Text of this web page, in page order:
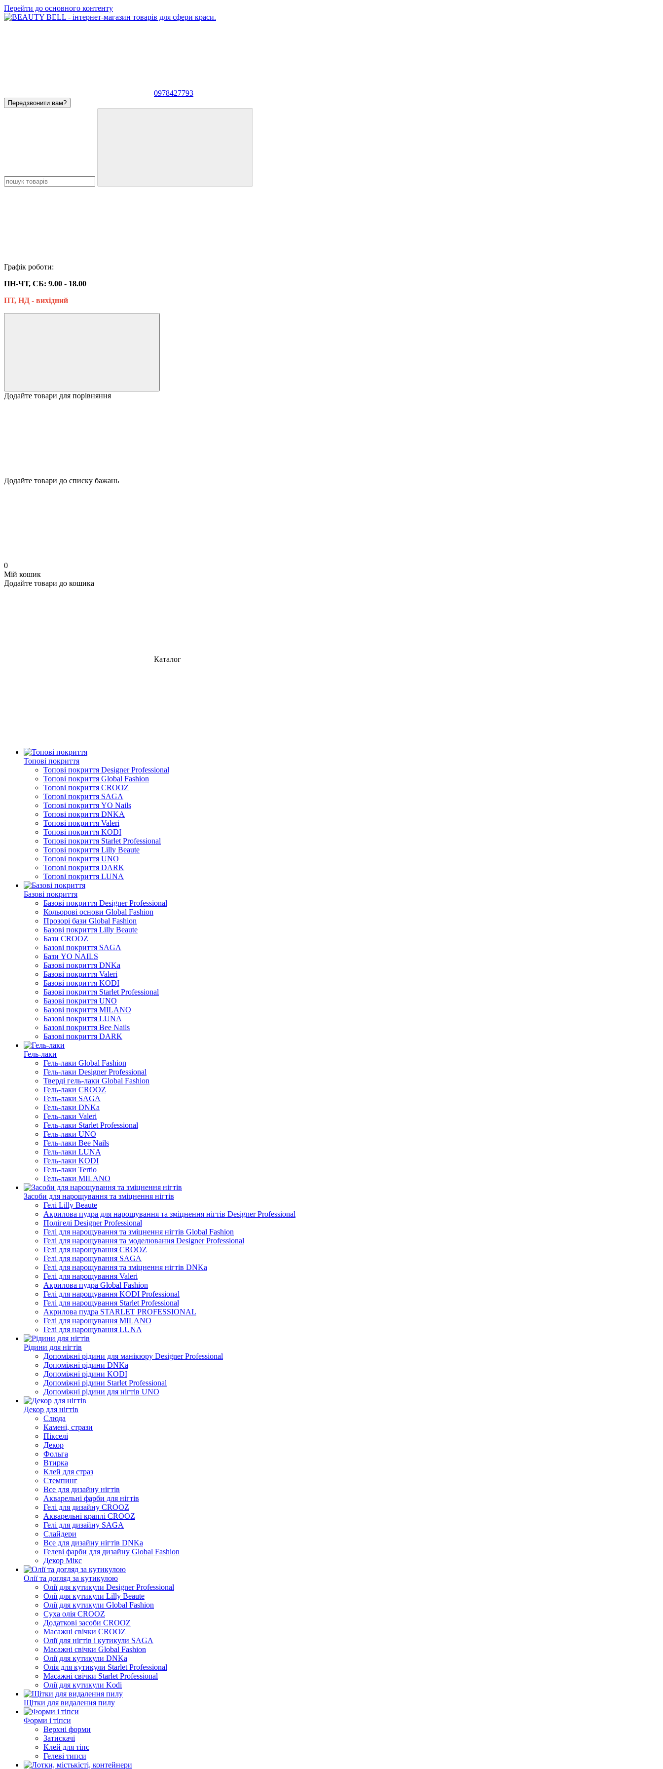
Перейти до основного контенту
0978427793
Передзвонити вам?
Графік роботи:
ПН-ЧТ, СБ: 9.00 - 18.00
ПТ, НД - вихідний
Додайте товари для порівняння
Додайте товари до списку бажань
0
Мій кошик
Додайте товари до кошика
Каталог
Топові покриття
Топові покриття Designer Professional
Топові покриття Global Fashion
Топові покриття CROOZ
Топові покриття SAGA
Топові покриття YO Nails
Топові покриття DNKA
Топові покриття Valeri
Топові покриття KODI
Топові покриття Starlet Professional
Топові покриття Lilly Beaute
Топові покриття UNO
Топові покриття DARK
Топові покриття LUNA
Базові покриття
Базові покриття Designer Professional
Кольорові основи Global Fashion
Прозорі бази Global Fashion
Базові покриття Lilly Beaute
Бази CROOZ
Базові покриття SAGA
Бази YO NAILS
Базові покриття DNKa
Базові покриття Valeri
Базові покриття KODI
Базові покриття Starlet Professional
Базові покриття UNO
Базові покриття MILANO
Базові покриття LUNA
Базові покриття Bee Nails
Базові покриття DARK
Гель-лаки
Гель-лаки Global Fashion
Гель-лаки Designer Professional
Тверді гель-лаки Global Fashion
Гель-лаки CROOZ
Гель-лаки SAGA
Гель-лаки DNKa
Гель-лаки Valeri
Гель-лаки Starlet Professional
Гель-лаки UNO
Гель-лаки Bee Nails
Гель-лаки LUNA
Гель-лаки KODI
Гель-лаки Tertio
Гель-лаки MILANO
Засоби для нарощування та зміцнення нігтів
Гелі Lilly Beaute
Акрилова пудра для нарощування та зміцнення нігтів Designer Professional
Полігелі Designer Professional
Гелі для нарощування та зміцнення нігтів Global Fashion
Гелі для нарощування та моделювання Designer Professional
Гелі для нарощування CROOZ
Гелі для нарощування SAGA
Гелі для нарощування та зміцнення нігтів DNKa
Гелі для нарощування Valeri
Акрилова пудра Global Fashion
Гелі для нарощування KODI Professional
Гелі для нарощування Starlet Professional
Акрилова пудра STARLET PROFESSIONAL
Гелі для нарощування MILANO
Гелі для нарощування LUNA
Рідини для нігтів
Допоміжні рідини для манікюру Designer Professional
Допоміжні рідини DNKa
Допоміжні рідини KODI
Допоміжні рідини Starlet Professional
Допоміжні рідини для нігтів UNO
Декор для нігтів
Слюда
Камені, стрази
Пікселі
Декор
Фольга
Втирка
Клей для страз
Стемпинг
Все для дизайну нігтів
Акварельні фарби для нігтів
Гелі для дизайну CROOZ
Акварельні краплі CROOZ
Гелі для дизайну SAGA
Слайдери
Все для дизайну нігтів DNKa
Гелеві фарби для дизайну Global Fashion
Декор Мікс
Олії та догляд за кутикулою
Олії для кутикули Designer Professional
Олії для кутикули Lilly Beaute
Олії для кутикули Global Fashion
Суха олія CROOZ
Додаткові засоби CROOZ
Масажні свічки CROOZ
Олії для нігтів і кутикули SAGA
Масажні свічки Global Fashion
Олії для кутикули DNKа
Олія для кутикули Starlet Professional
Масажні свічки Starlet Professional
Олії для кутикули Kodi
Щітки для видалення пилу
Форми і тіпси
Верхні форми
Затискачі
Клей для тіпс
Гелеві типси